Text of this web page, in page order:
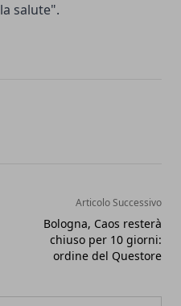
salute".
Articolo Successivo
Bologna, Caos resterà
chiuso per 10 giorni:
ordine del Questore